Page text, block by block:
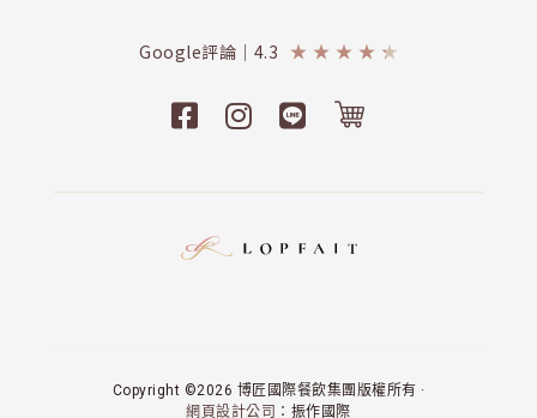
Google評論｜4.3 ★ ★ ★ ★ ★
Copyright ©2026 博匠國際餐飲集團版權所有 ·
網頁設計公司 ：振作國際